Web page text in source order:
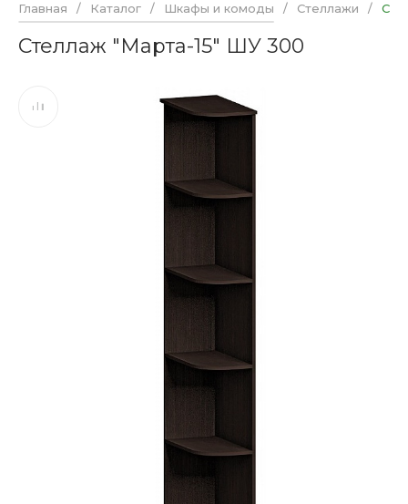
Главная / Каталог / Шкафы и комоды / Стеллажи /
Стеллаж "Марта-15" ШУ 300